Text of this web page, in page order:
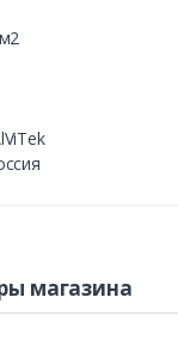
магазина